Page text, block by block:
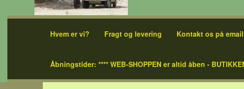
Hvem er vi? Fragt og levering Kontakt os på
Åbningstider: **** WEB-SHOPPEN er altid åben -